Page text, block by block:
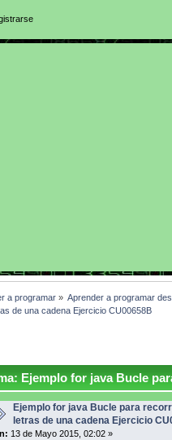
a programar» Aprender a programar
de una cadena Ejercicio CU00658B
Ejemplo for java Bucle
Ejemplo for java Bucle para
letras de una cadena Ejercicio
13 de Mayo 2015, 02:02 »